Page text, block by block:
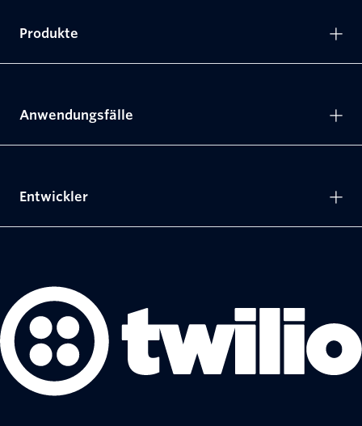
Produkte
Anwendungsfälle
Entwickler